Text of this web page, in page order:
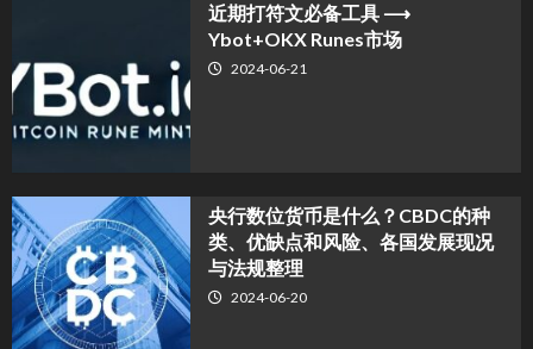
近期打符文必备工具 ⟶
Ybot+OKX Runes市场
2024-06-21
央行数位货币是什么？CBDC的种
类、优缺点和风险、各国发展现况
与法规整理
2024-06-20